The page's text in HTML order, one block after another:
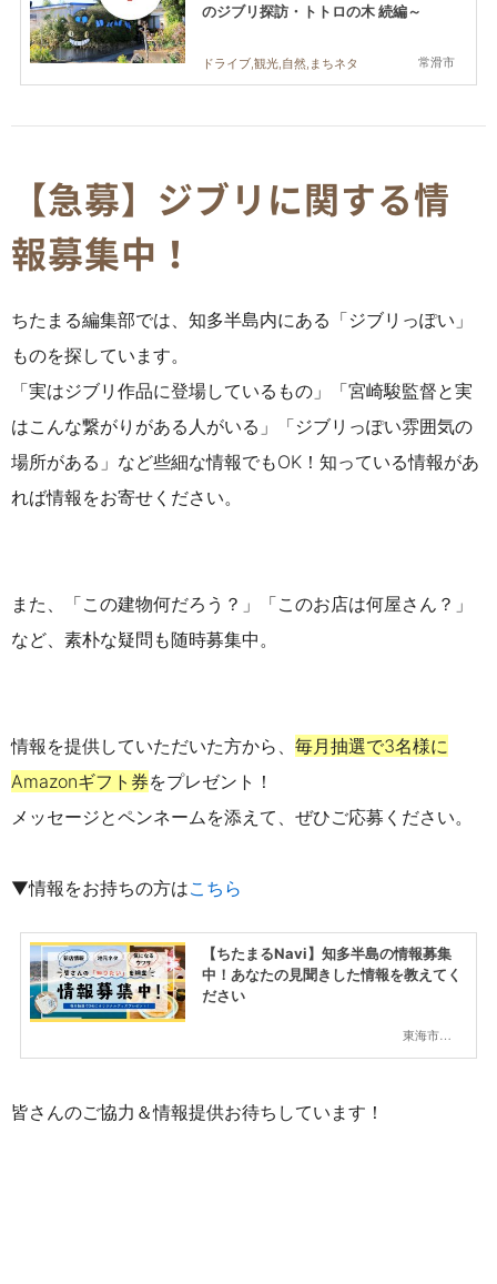
常滑市
のジブリ探訪・トトロの木 続編～
ドライブ,観光,自然,まちネタ
【急募】ジブリに関する情
報募集中！
ちたまる編集部では、知多半島内にある「ジブリっぽい」
ものを探しています。
「実はジブリ作品に登場しているもの」「宮崎駿監督と実
はこんな繋がりがある人がいる」「ジブリっぽい雰囲気の
場所がある」など些細な情報でもOK！知っている情報があ
れば情報をお寄せください。
また、
「この建物何だろう？」「このお店は何屋さん？」
など、素朴な疑問も随時募集中。
情報を提供していただいた方から、 毎月抽選で3名様に
Amazonギフト券をプレゼント！
メッセージとペンネームを添えて、ぜひご応募ください。
▼情報をお持ちの方はこちら
東海市,大府市,知多市,東浦町,阿久比町,半田市,常滑市,武豊町,美浜町,南知多町
【ちたまるNavi】知多半島の情報募集
中！あなたの見聞きした情報を教えてく
ださい
皆さんのご協力＆情報提供お待ちしています！